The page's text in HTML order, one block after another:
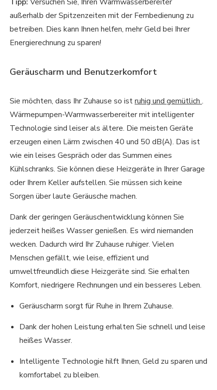
außerhalb der Spitzenzeiten mit der Fernbedienung zu
betreiben. Dies kann Ihnen helfen, mehr Geld bei Ihrer
Energierechnung zu sparen!
Geräuscharm und Benutzerkomfort
Sie möchten, dass Ihr Zuhause so istruhig und gemütlich .
Wärmepumpen-Warmwasserbereiter mit intelligenter
Technologie sind leiser als ältere. Die meisten Geräte
erzeugen einen Lärm zwischen 40 und 50 dB(A). Das ist
wie ein leises Gespräch oder das Summen eines
Kühlschranks. Sie können diese Heizgeräte in Ihrer Garage
oder Ihrem Keller aufstellen. Sie müssen sich keine
Sorgen über laute Geräusche machen.
Dank der geringen Geräuschentwicklung können Sie
jederzeit heißes Wasser genießen. Es wird niemanden
wecken. Dadurch wird Ihr Zuhause ruhiger. Vielen
Menschen gefällt, wie leise, effizient und
umweltfreundlich diese Heizgeräte sind. Sie erhalten
Komfort, niedrigere Rechnungen und ein besseres Leben.
Geräuscharm sorgt für Ruhe in Ihrem Zuhause.
Dank der hohen Leistung erhalten Sie schnell und leise
heißes Wasser.
Intelligente Technologie hilft Ihnen, Geld zu sparen und
komfortabel zu bleiben.